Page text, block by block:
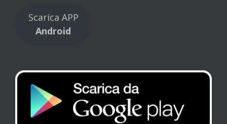
Scarica APP
Android